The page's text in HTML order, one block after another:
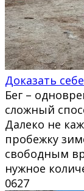
Доказать
Бег –
сложный
Далеко не
пробежку
свободным
нужное
0627